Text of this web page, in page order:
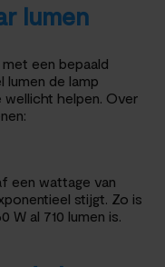
lumen
een bepaald
de lamp
wellicht helpen. Over
een wattage van
stijgt. Zo is
W al 710 lumen is.